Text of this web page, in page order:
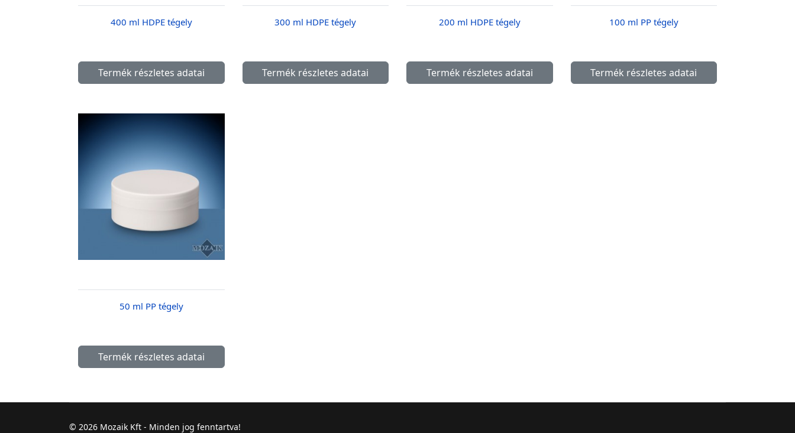
400 ml HDPE tégely
Termék részletes adatai
300 ml HDPE tégely
Termék részletes adatai
200 ml HDPE tégely
Termék részletes adatai
100 ml PP tégely
Termék részletes adatai
50 ml PP tégely
Termék részletes adatai
© 2026 Mozaik Kft - Minden jog fenntartva!